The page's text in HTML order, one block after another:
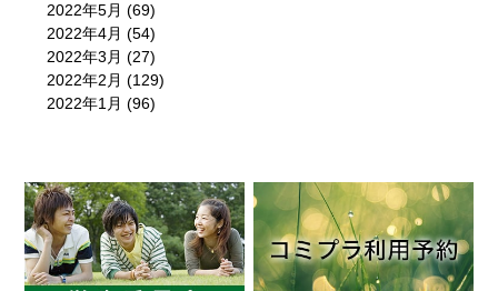
2022年5月 (69)
2022年4月 (54)
2022年3月 (27)
2022年2月 (129)
2022年1月 (96)